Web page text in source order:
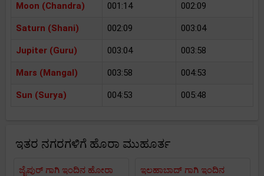
Moon (Chandra) 001:14 002:09
Saturn (Shani) 002:09 003:04
Jupiter (Guru) 003:04 003:58
Mars (Mangal) 003:58 004:53
Sun (Surya) 004:53 005:48
ಇತರ ನಗರಗಳಿಗೆ ಹೊರಾ ಮುಹೂರ್ತ
ಜೈಪುರ್ ಗಾಗಿ ಇಂದಿನ ಹೋರಾ
ಇಲಹಾಬಾದ್ ಗಾಗಿ ಇಂದಿನ